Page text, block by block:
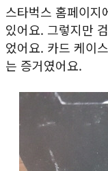
스타벅스 홈페이
있어요. 그렇지만
었어요. 카드 케이
는 증거였어요.